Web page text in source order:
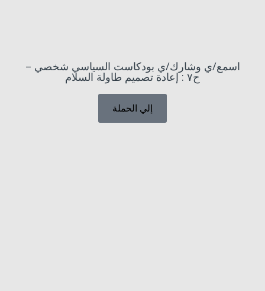
اسمع/ي وشارك/ي بودكاست السياسي شخصي –
ح٧ : إعادة تصميم طاولة السلام
إلي الحملة